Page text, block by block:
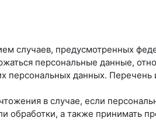
случаев, предусмотренных
персональные данные,
персональных данных.
в случае, если
а также принимать